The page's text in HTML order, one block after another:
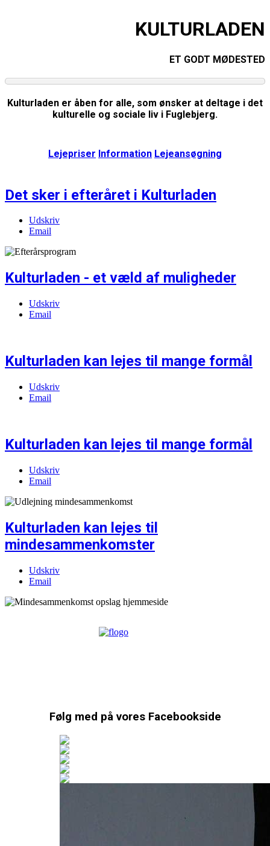
KULTURLADEN
ET GODT MØDESTED
Kulturladen er åben for alle, som ønsker at deltage i det
kulturelle og sociale liv i Fuglebjerg.
Lejepriser Information Lejeansøgning
Det sker i efteråret i Kulturladen
Udskriv
Email
Kulturladen - et væld af muligheder
Udskriv
Email
Kulturladen kan lejes til mange formål
Udskriv
Email
Kulturladen kan lejes til mange formål
Udskriv
Email
Kulturladen kan lejes til
mindesammenkomster
Udskriv
Email
Følg med på vores Facebookside